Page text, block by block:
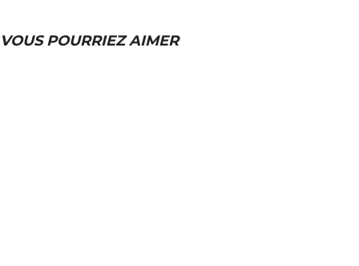
VOUS POURRIEZ AIMER